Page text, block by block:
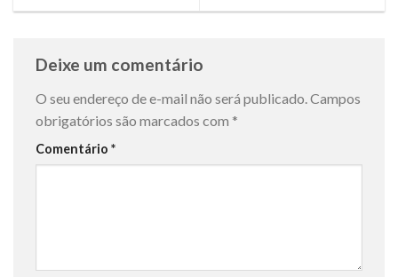
Deixe um comentário
O seu endereço de e-mail não será publicado.Campos
obrigatórios são marcados com *
Comentário *